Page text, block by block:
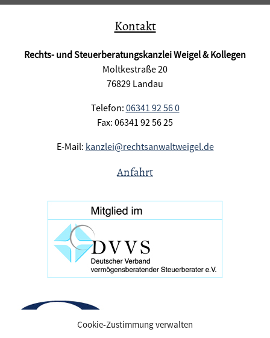
Cookie-Zustimmung verwalten
Kontakt
Rechts- und Steuerberatungskanzlei Weigel & Kollegen
Moltkestraße 20
76829 Landau
Telefon: 06341 92 56 0
Fax: 06341 92 56 25
E-Mail: kanzlei@rechtsanwaltweigel.de
Anfahrt